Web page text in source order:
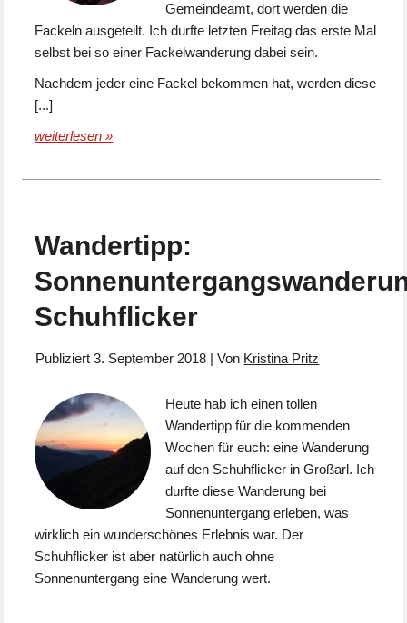
Gemeindeamt, dort werden die
Fackeln ausgeteilt. Ich durfte letzten Freitag das erste Mal
selbst bei so einer Fackelwanderung dabei sein.
Nachdem jeder eine Fackel bekommen hat, werden diese
[...]
weiterlesen »
Wandertipp:
Schuhflicker
Publiziert 3. September 2018 |Von Kristina Pritz
Heute hab ich einen tollen
Wandertipp für die kommenden
Wochen für euch: eine Wanderung
auf den Schuhflicker in Großarl. Ich
durfte diese Wanderung bei
Sonnenuntergang erleben, was
wirklich ein wunderschönes Erlebnis war. Der
Schuhflicker ist aber natürlich auch ohne
Sonnenuntergang eine Wanderung wert.